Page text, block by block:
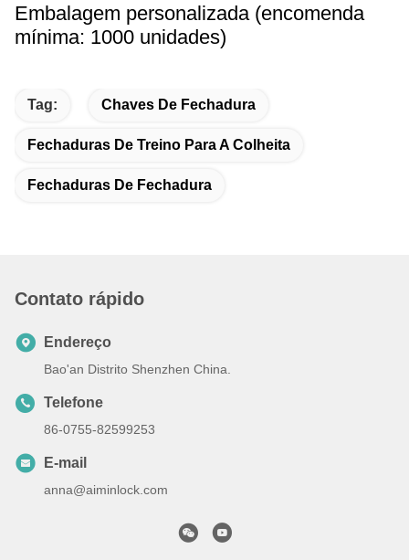
Embalagem personalizada (encomenda
mínima: 1000 unidades)
Tag: Chaves De Fechadura
Fechaduras De Treino Para A Colheita
Fechaduras De Fechadura
Contato rápido
Endereço
Bao'an Distrito Shenzhen China.
Telefone
86-0755-82599253
E-mail
anna@aiminlock.com